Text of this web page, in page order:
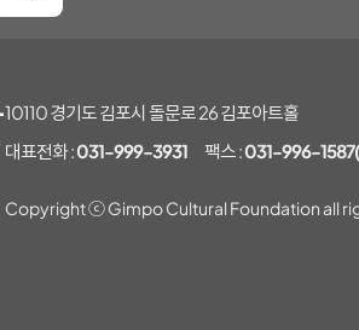
김포문화재단
10110 경기도 김포시 돌문로 26 김포아트홀
대표전화 :031-999-3931 팩스 :031-996-
Copyright ⓒ Gimpo Cultural Foundation all